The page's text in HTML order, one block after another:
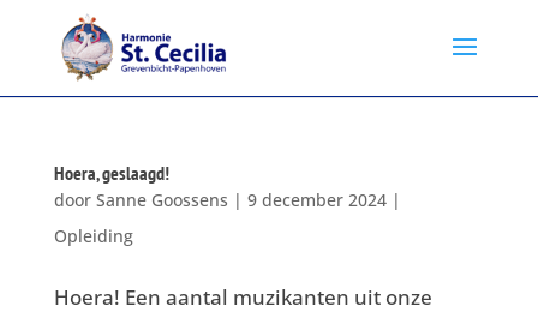
Hoera, geslaagd!
door Sanne Goossens | 9 december 2024|
Opleiding
Hoera! Een aantal muzikanten uit onze